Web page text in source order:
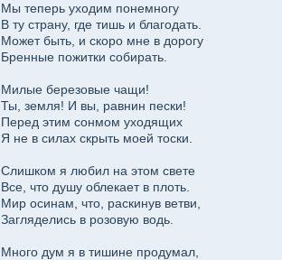
Мы теперь уходим понемногу
В ту страну, где тишь и благодать.
Может быть, и скоро мне в дорогу
Бренные пожитки собирать.
Милые березовые чащи!
Ты, земля! И вы, равнин пески!
Перед этим сонмом уходящих
Я не в силах скрыть моей тоски.
Слишком я любил на этом свете
Все, что душу облекает в плоть.
Мир осинам, что, раскинув ветви,
Загляделись в розовую водь.
Много дум я в тишине продумал,